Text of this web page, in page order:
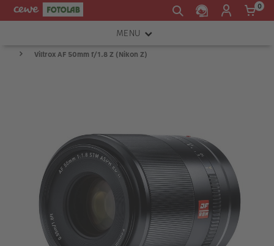
0
MENU
FOTOAPARÁTY
TISKÁRNY A SKENERY
FOTOBRAŠNY
RÁMEČKY
Viltrox AF 50mm f/1.8 Z (Nikon Z)